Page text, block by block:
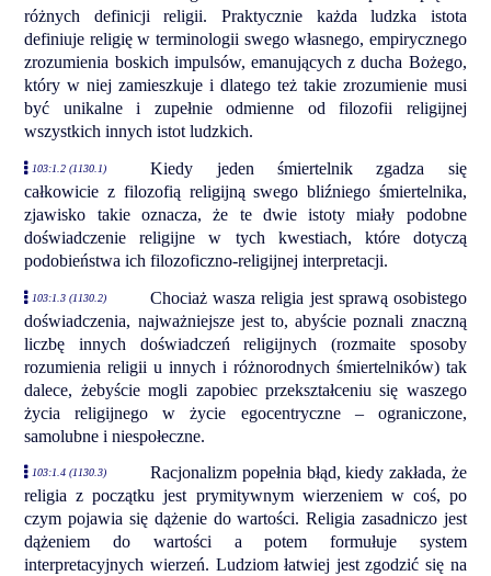
różnych definicji religii. Praktycznie każda ludzka istota
definiuje religię w terminologii swego własnego, empirycznego
zrozumienia boskich impulsów, emanujących z ducha Bożego,
który w niej zamieszkuje i dlatego też takie zrozumienie musi
być unikalne i zupełnie odmienne od filozofii religijnej
wszystkich innych istot ludzkich.
103:1.2 (1130.1)
Kiedy jeden śmiertelnik zgadza się
całkowicie z filozofią religijną swego bliźniego śmiertelnika,
zjawisko takie oznacza, że te dwie istoty miały podobne
doświadczenie religijne w tych kwestiach, które dotyczą
podobieństwa ich filozoficzno-religijnej interpretacji.
103:1.3 (1130.2)
Chociaż wasza religia jest sprawą osobistego
doświadczenia, najważniejsze jest to, abyście poznali znaczną
liczbę innych doświadczeń religijnych (rozmaite sposoby
rozumienia religii u innych i różnorodnych śmiertelników) tak
dalece, żebyście mogli zapobiec przekształceniu się waszego
życia religijnego w życie egocentryczne – ograniczone,
samolubne i niespołeczne.
103:1.4 (1130.3)
Racjonalizm popełnia błąd, kiedy zakłada, że
religia z początku jest prymitywnym wierzeniem w coś, po
czym pojawia się dążenie do wartości. Religia zasadniczo jest
dążeniem do wartości a potem formułuje system
interpretacyjnych wierzeń. Ludziom łatwiej jest zgodzić się na